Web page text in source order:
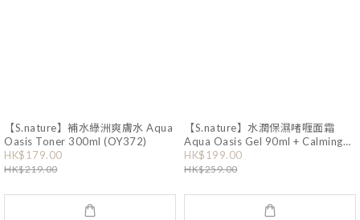
【S.nature】補水綠洲爽膚水 Aqua
Oasis Toner 300ml (OY372)
HK$179.00
HK$219.00
【S.nature】水潤保濕啫喱面霜
Aqua Oasis Gel 90ml + Calming
Pad (OY182)
HK$199.00
HK$259.00